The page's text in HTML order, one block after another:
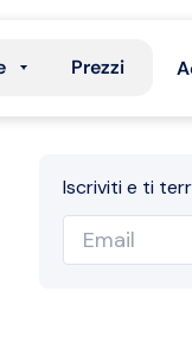
Prezzi
Iscriviti e ti